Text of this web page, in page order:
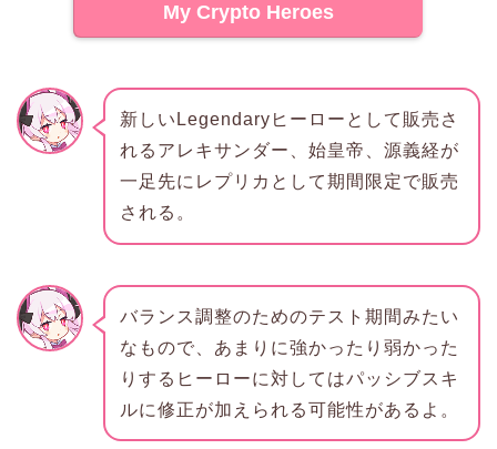
My Crypto Heroes
新しいLegendaryヒーローとして販売さ
れるアレキサンダー、始皇帝、源義経が
一足先にレプリカとして期間限定で販売
される。
バランス調整のためのテスト期間みたい
なもので、あまりに強かったり弱かった
りするヒーローに対してはパッシブスキ
ルに修正が加えられる可能性があるよ。